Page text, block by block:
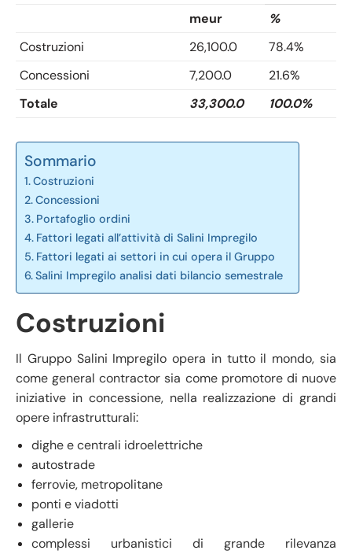
meur
%
Costruzioni
26,100.0
78.4%
Concessioni
7,200.0
21.6%
Totale
33,300.0 100.0%
Sommario
Costruzioni
Concessioni
Portafoglio ordini
Fattori legati all’attività di Salini Impregilo
Fattori legati ai settori in cui opera il Gruppo
Salini Impregilo analisi dati bilancio semestrale
Costruzioni
Il Gruppo Salini Impregilo opera in tutto il mondo, sia
come general contractor sia come promotore di nuove
iniziative in concessione, nella realizzazione di grandi
opere infrastrutturali:
dighe e centrali idroelettriche
autostrade
ferrovie, metropolitane
ponti e viadotti
gallerie
complessi urbanistici di grande rilevanza